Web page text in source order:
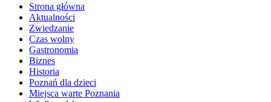
Strona główna
Aktualności
Zwiedzanie
Czas wolny
Gastronomia
Biznes
Historia
Poznań dla dzieci
Miejsca warte Poznania